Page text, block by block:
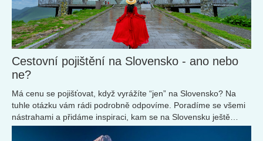
Cestovní pojištění na Slovensko - ano nebo
ne?
Má cenu se pojišťovat, když vyrážíte “jen” na Slovensko? Na
tuhle otázku vám rádi podrobně odpovíme. Poradíme se všemi
nástrahami a přidáme inspiraci, kam se na Slovensku ještě
podívat.